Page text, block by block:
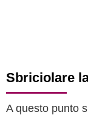
Sbriciolare
A questo punto